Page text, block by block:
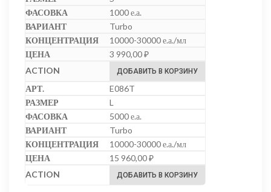
1000 е.а.
Turbo
10000-30000 е.а./мл
3 990,00₽
ДОБАВИТЬ В КОРЗИНУ
E086T
L
5000 е.а.
Turbo
10000-30000 е.а./мл
15 960,00₽
ДОБАВИТЬ В КОРЗИНУ